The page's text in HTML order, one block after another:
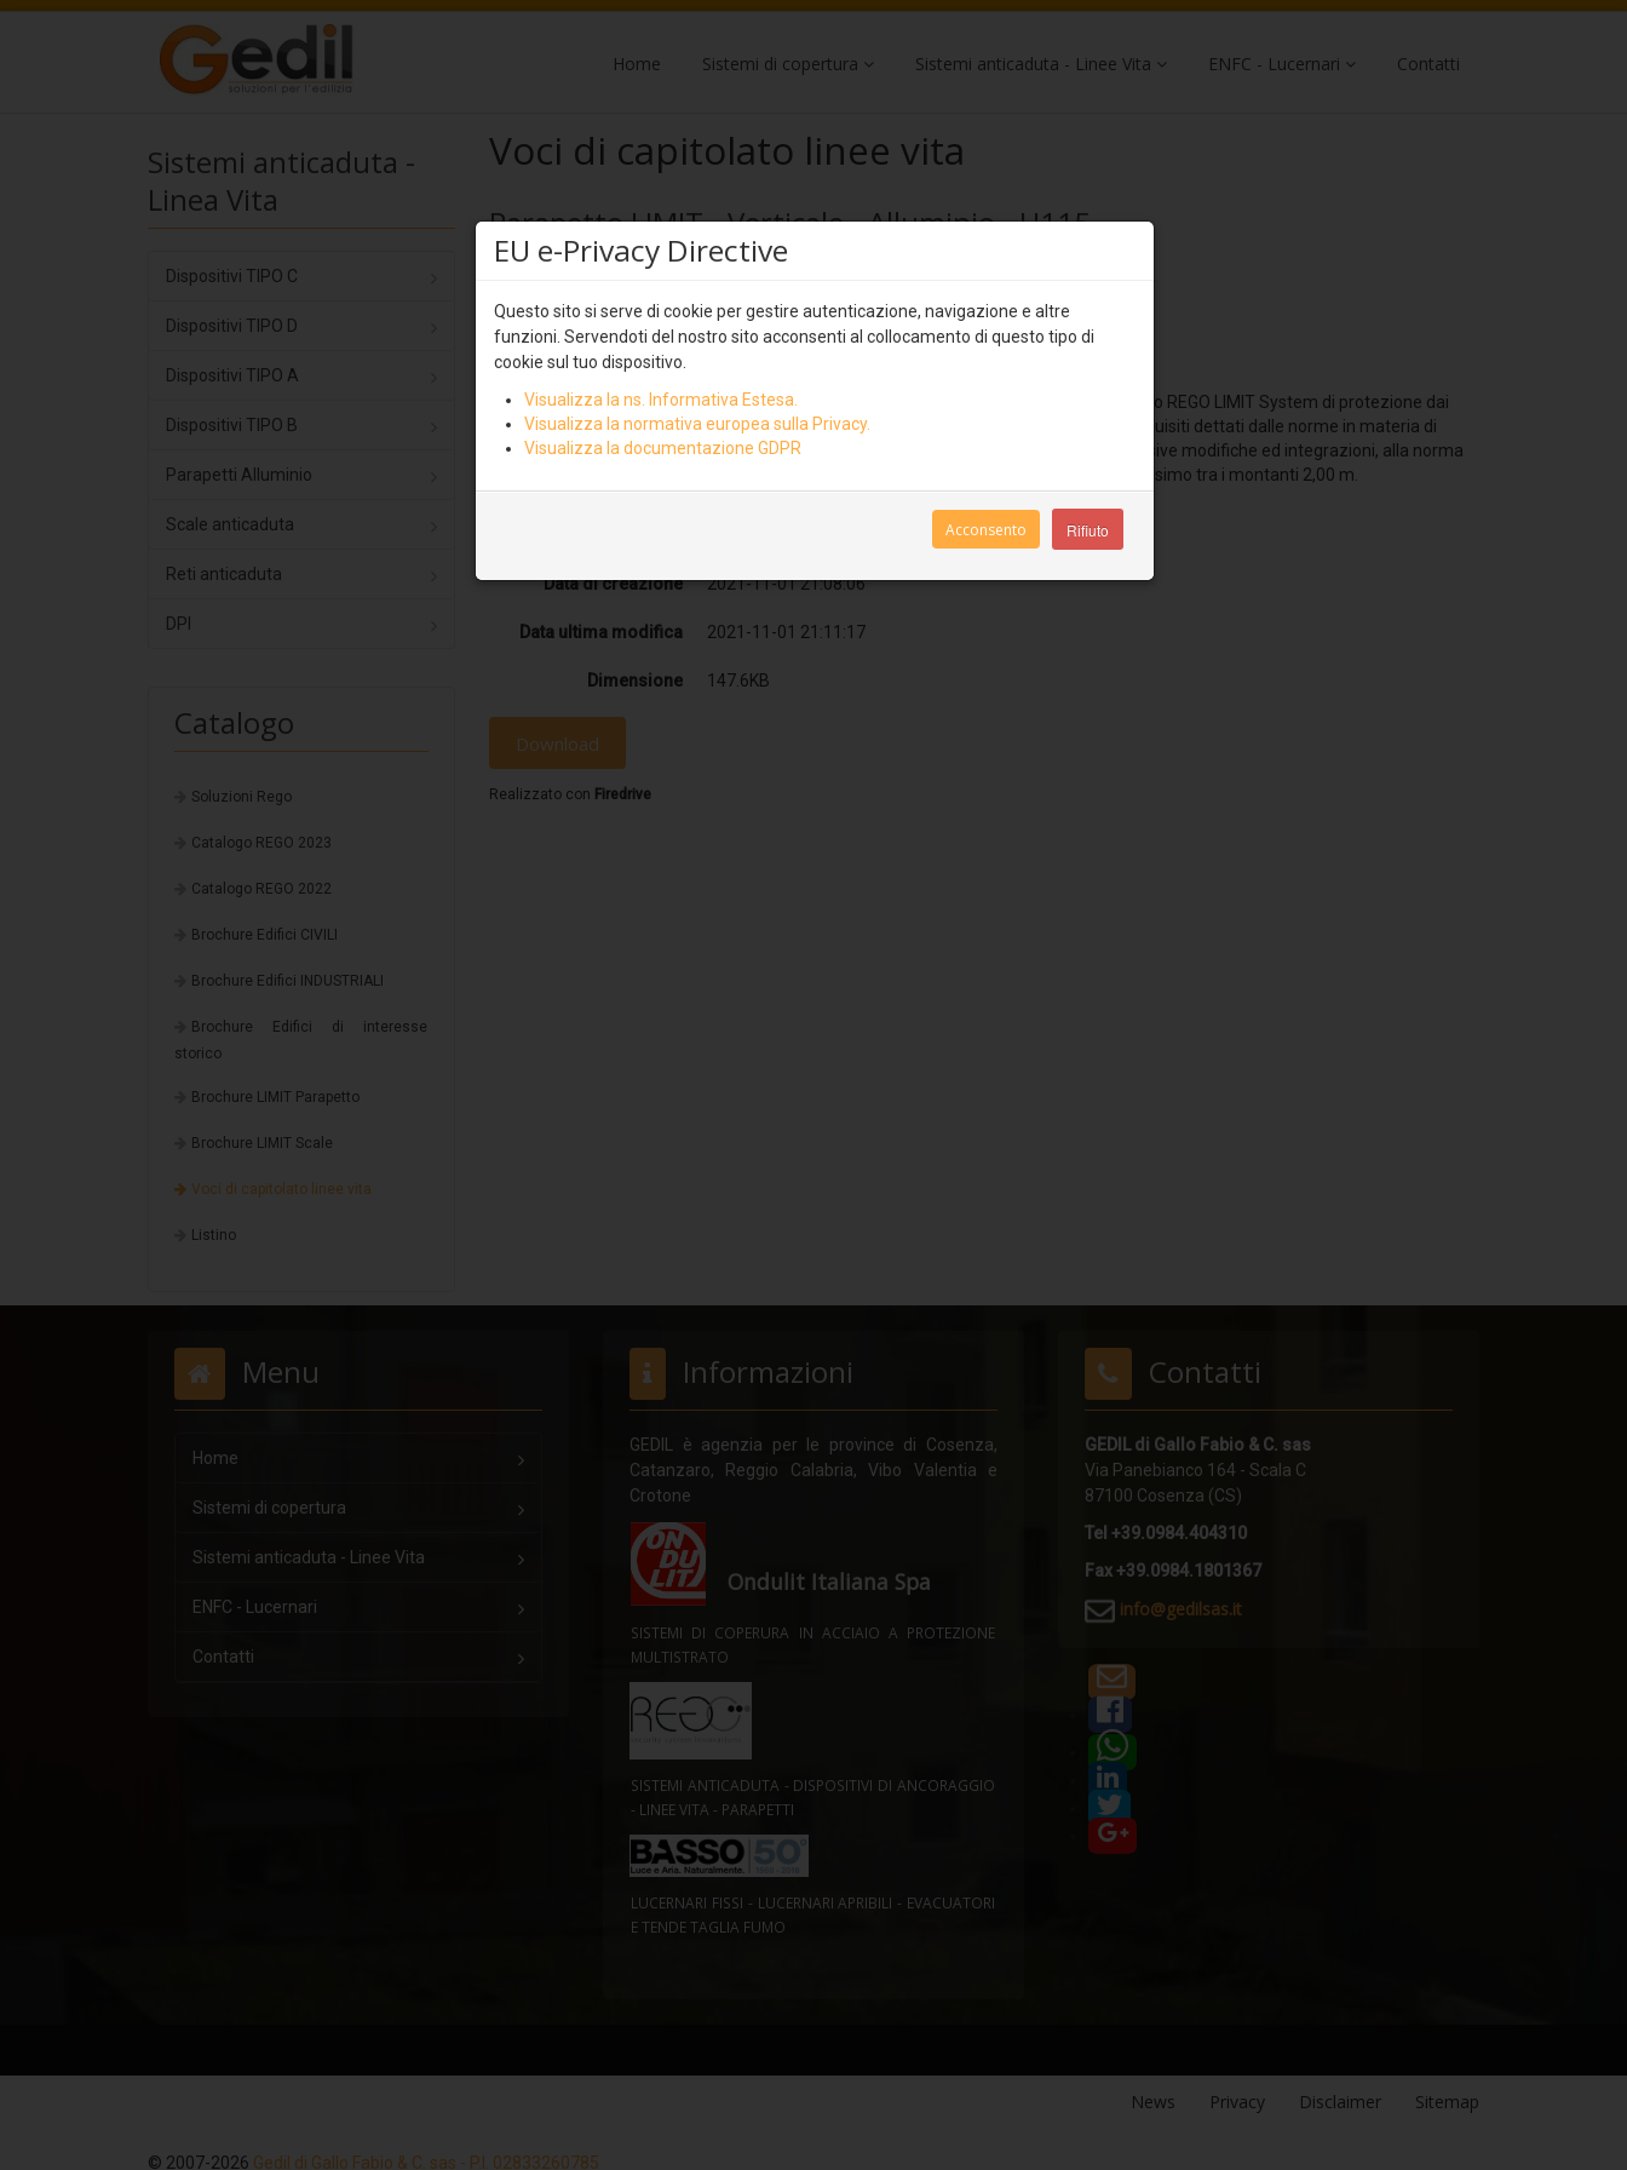
Home Sistemi di copertura Sistemi anticaduta - Linee Vita ENFC - Lucernari Contatti
Sistemi anticaduta -
Linea Vita
Dispositivi TIPO C
Dispositivi TIPO D
Dispositivi TIPO A
Dispositivi TIPO B
Parapetti Alluminio
Scale anticaduta
Reti anticaduta
DPI
Catalogo
Soluzioni Rego
Catalogo REGO 2023
Catalogo REGO 2022
Brochure Edifici CIVILI
Brochure Edifici INDUSTRIALI
Brochure Edifici di interesse
storico
Brochure LIMIT Parapetto
Brochure LIMIT Scale
Voci di capitolato linee vita
Listino
Voci di capitolato linee vita
Parapetto LIMIT - Verticale - Alluminio - H115
Voci di capitolato Rego
Descrizione
Fornitura e posa in opera (installazione) di sistema collettivo REGO LIMIT System di protezione dai
bordi soggetti al pericolo di caduta dall’alto. Risponde ai requisiti dettati dalle norme in materia di
sicurezza sui luoghi di lavoro di cui al D.Lgs 81/08 e successive modifiche ed integrazioni, alla norma
tecnica UNI EN ISO14122-3 ed UNI EN 13374. Interasse massimo tra i montanti 2,00 m.
Data di creazione 2021-11-01 21:08:06
Data ultima modifica 2021-11-01 21:11:17
Dimensione 147.6KB
Download
Realizzato con Firedrive
Menu
Home
Sistemi di copertura
Sistemi anticaduta - Linee Vita
ENFC - Lucernari
Contatti
Informazioni
GEDIL è agenzia per le province di Cosenza,
Catanzaro, Reggio Calabria, Vibo Valentia e
Crotone
Ondulit Italiana Spa
SISTEMI DI COPERURA IN ACCIAIO A PROTEZIONE
MULTISTRATO
SISTEMI ANTICADUTA - DISPOSITIVI DI ANCORAGGIO
- LINEE VITA - PARAPETTI
LUCERNARI FISSI - LUCERNARI APRIBILI - EVACUATORI
E TENDE TAGLIA FUMO
Contatti
GEDIL di Gallo Fabio & C. sas
Via Panebianco 164 - Scala C
87100 Cosenza (CS)
Tel +39.0984.404310
Fax +39.0984.1801367
info@gedilsas.it
News Privacy Disclaimer Sitemap
© 2007-2026 Gedil di Gallo Fabio & C. sas - P.I. 02833260785
EU e-Privacy Directive
Questo sito si serve di cookie per gestire autenticazione, navigazione e altre
funzioni. Servendoti del nostro sito acconsenti al collocamento di questo tipo di
cookie sul tuo dispositivo.
Visualizza la ns. Informativa Estesa.
Visualizza la normativa europea sulla Privacy.
Visualizza la documentazione GDPR
Acconsento Rifiuto